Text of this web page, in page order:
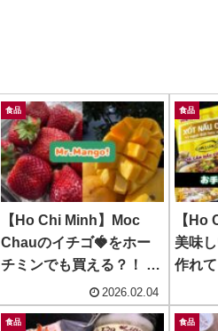
食品
【Ho Chi Minh】Moc
Chauのイチゴ🍓をホー
チミンでも買える？！ ~
2026.02.04
食品
【Ho
美味
作れ
足し
マ！~
食品 食品